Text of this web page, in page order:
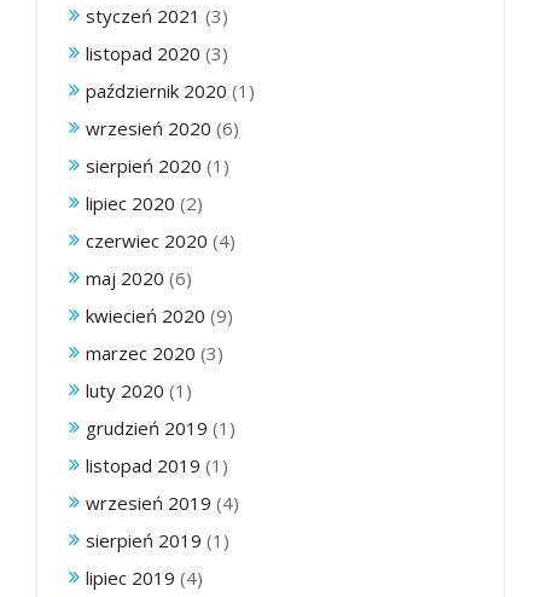
styczeń 2021 (3)
listopad 2020 (3)
październik 2020 (1)
wrzesień 2020 (6)
sierpień 2020 (1)
lipiec 2020 (2)
czerwiec 2020 (4)
maj 2020 (6)
kwiecień 2020 (9)
marzec 2020 (3)
luty 2020 (1)
grudzień 2019 (1)
listopad 2019 (1)
wrzesień 2019 (4)
sierpień 2019 (1)
lipiec 2019 (4)